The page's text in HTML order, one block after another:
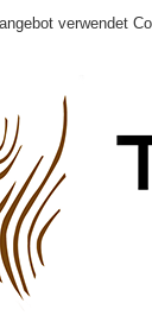
verwendet